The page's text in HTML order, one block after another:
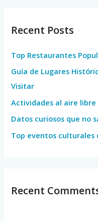
c
f
o
r
:
Recent Posts
Top Restaurantes
Guía de Lugares
Visitar
Actividades al aire libre
Datos curiosos que no
Top eventos culturales
Recent